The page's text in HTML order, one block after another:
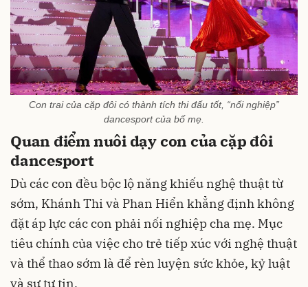
Con trai của cặp đôi có thành tích thi đấu tốt, “nối nghiệp”
dancesport của bố mẹ.
Quan điểm nuôi dạy con của cặp đôi
dancesport
Dù các con đều bộc lộ năng khiếu nghệ thuật từ
sớm, Khánh Thi và Phan Hiển khẳng định không
đặt áp lực các con phải nối nghiệp cha mẹ. Mục
tiêu chính của việc cho trẻ tiếp xúc với nghệ thuật
và thể thao sớm là để rèn luyện sức khỏe, kỷ luật
và sự tự tin.